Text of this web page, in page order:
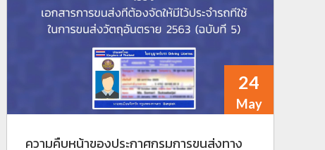
24
May
ความคืบหน้าของประกาศกรมการขนส่งทาง